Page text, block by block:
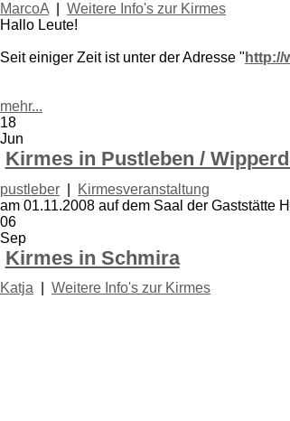
MarcoA
Weitere Info's zur Kirmes
Hallo Leute!
Seit einiger Zeit ist unter der Adresse " http://
mehr...
18
Jun
Kirmes in Pustleben /
pustleber
Kirmesveranstaltung
am 01.11.2008 auf dem Saal der Gaststätte
06
Sep
Kirmes in Schmira
Katja Weitere Info's zur Kirmes